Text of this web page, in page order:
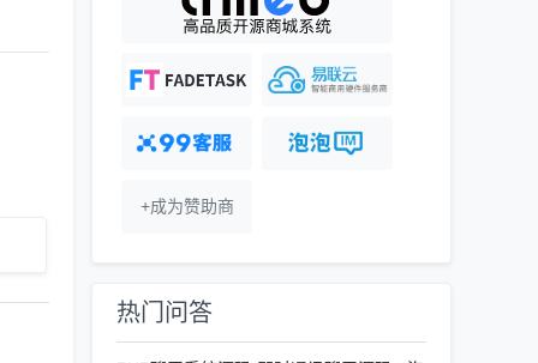
+成为赞助商
热门问答